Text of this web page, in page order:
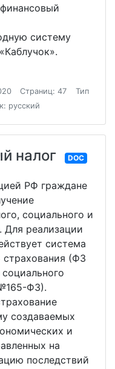
систему
Страниц: 47
Тип
русский
налог DOC
РФ граждане
социального и
Для реализации
система
страхования (ФЗ
ФЗ).
создаваемых
и
на
последствий